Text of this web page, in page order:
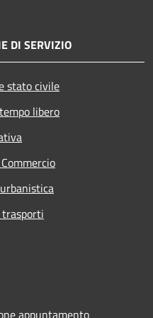
DI SERVIZIO
stato civile
libero
appuntamento